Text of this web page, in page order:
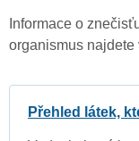
Informace o
organismus najdete
Přehled látek,